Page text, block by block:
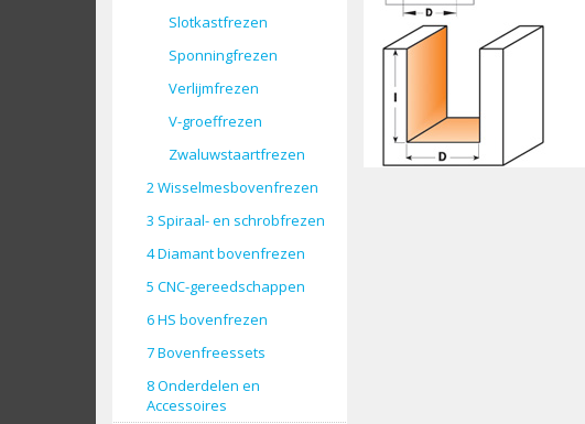
Slotkastfrezen
Sponningfrezen
Verlijmfrezen
V-groeffrezen
Zwaluwstaartfrezen
2 Wisselmesbovenfrezen
3 Spiraal- en schrobfrezen
4 Diamant bovenfrezen
5 CNC-gereedschappen
6 HS bovenfrezen
7 Bovenfreessets
8 Onderdelen en
Accessoires